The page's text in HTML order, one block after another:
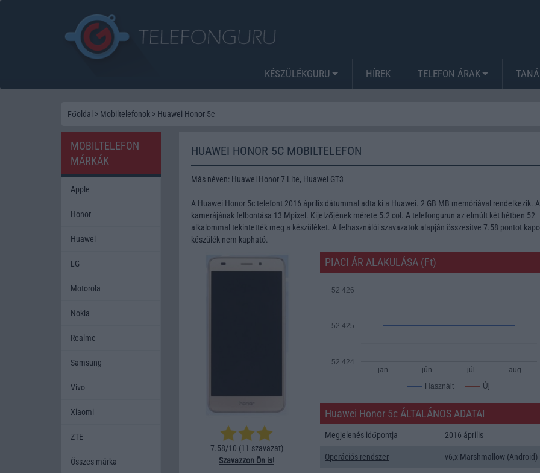
KÉSZÜLÉKGURU HÍREK TELEFON ÁRAK
Főoldal > Mobiltelefonok > Huawei Honor 5c
HUAWEI HONOR 5C MOBILTELEFON
Más néven: Huawei Honor 7 Lite, Huawei GT3
A Huawei Honor 5c telefont 2016 április dátummal adta ki a Huawei. 2 GB MB memóriával rendelkezik. A
kamerájának felbontása 13 Mpixel. Kijelzőjének mérete 5.2 col. A telefongurun az elmúlt két hétben 52
alkalommal tekintették meg a készüléket. A felhasználói szavazatok alapján összesítve 7.58 pontot
készülék nem kapható.
7.58/10 (11 szavazat)
Szavazzon Ön is!
PIACI ÁR ALAKULÁSA (Ft)
Használt Új
jan jún júl aug
52 424
52 425
52 426
Huawei Honor 5c ÁLTALÁNOS ADATAI
Megjelenés időpontja 2016 április
Operációs rendszer v6,x Marshmallow (Android)
MOBILTELEFON
MÁRKÁK
Apple
Honor
Huawei
LG
Motorola
Nokia
Realme
Samsung
Vivo
Xiaomi
ZTE
Összes márka